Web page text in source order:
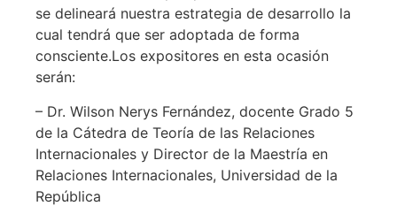
se delineará nuestra estrategia de desarrollo la
cual tendrá que ser adoptada de forma
consciente.Los expositores en esta ocasión
serán:
– Dr. Wilson Nerys Fernández, docente Grado 5
de la Cátedra de Teoría de las Relaciones
Internacionales y Director de la Maestría en
Relaciones Internacionales, Universidad de la
República